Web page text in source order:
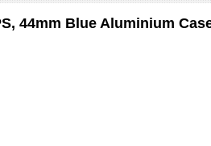
44mm Blue Aluminium